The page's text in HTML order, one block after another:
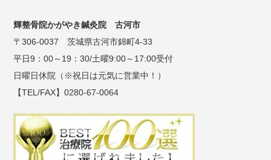
輝整骨院かがやき鍼灸院 古河市
〒306-0037 茨城県古河市錦町4-33
平日9：00～19：30/土曜9:00～17:00受付
日曜日休院（※祝日は元気に営業中！）
【TEL/FAX】0280-67-0064